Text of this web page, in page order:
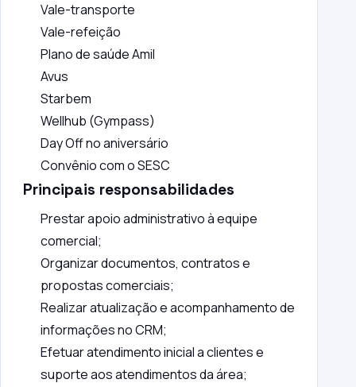
Vale-transporte
Vale-refeição
Plano de saúde Amil
Avus
Starbem
Wellhub (Gympass)
Day Off no aniversário
Convênio com o SESC
Principais responsabilidades
Prestar apoio administrativo à equipe
comercial;
Organizar documentos, contratos e
propostas comerciais;
Realizar atualização e acompanhamento de
informações no CRM;
Efetuar atendimento inicial a clientes e
suporte aos atendimentos da área;